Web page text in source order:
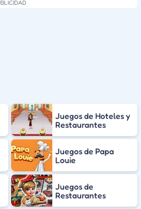
Juegos de Hoteles y
Restaurantes
Juegos de Papa
Louie
Juegos de
Restaurantes